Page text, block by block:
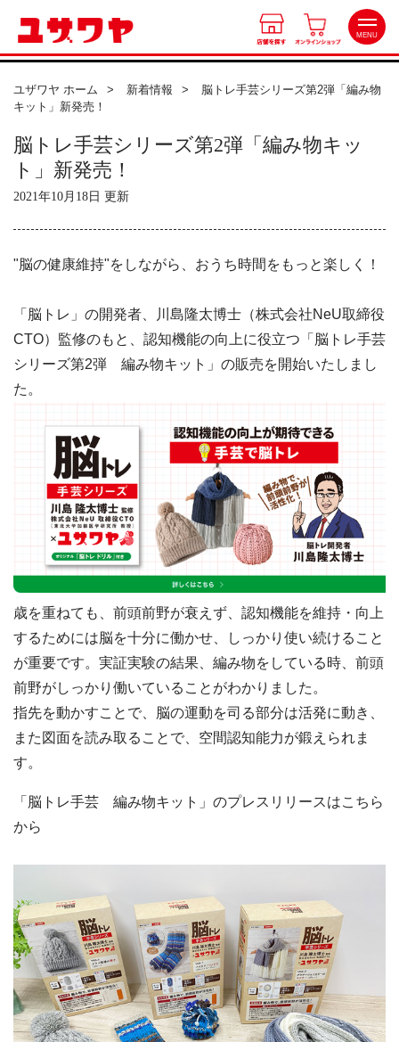
MENU
近畿
中国・四国
会員特典
カルチャースクール
求人情報
メルマガ
ユザワヤとは
公式SNS
サイトマップ
プライバシーポリシー
ウェブチラシ
店頭講習会
English
ユザワヤ ホーム 新着情報
脳トレ手芸シリーズ第2弾「編み物
キット」新発売！
脳トレ手芸シリーズ第2弾「編み物キッ
ト」新発売！
2021年10月18日 更新
"脳の健康維持"をしながら、おうち時間をもっと楽しく！
「脳トレ」の開発者、川島隆太博士（株式会社NeU取締役
CTO）監修のもと、認知機能の向上に役立つ「脳トレ手芸
シリーズ第2弾 編み物キット」の販売を開始いたしまし
た。
歳を重ねても、前頭前野が衰えず、認知機能を維持・向上
するためには脳を十分に働かせ、しっかり使い続けること
が重要です。実証実験の結果、編み物をしている時、前頭
前野がしっかり働いていることがわかりました。
指先を動かすことで、脳の運動を司る部分は活発に動き、
また図面を読み取ることで、空間認知能力が鍛えられま
す。
「脳トレ手芸 編み物キット」のプレスリリースはこちら
から